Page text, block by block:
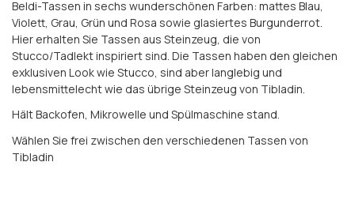
Beldi-Tassen in sechs wunderschönen Farben: mattes Blau,
Violett, Grau, Grün und Rosa sowie glasiertes Burgunderrot.
Hier erhalten Sie Tassen aus Steinzeug, die von
Stucco/Tadlekt inspiriert sind. Die Tassen haben den gleichen
exklusiven Look wie Stucco, sind aber langlebig und
lebensmittelecht wie das übrige Steinzeug von Tibladin.
Hält Backofen, Mikrowelle und Spülmaschine stand.
Wählen Sie frei zwischen den verschiedenen Tassen von
Tibladin